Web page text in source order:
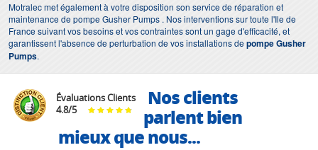
Motralec met également à votre disposition son service de réparation et
maintenance de pompe Gusher Pumps . Nos interventions sur toute l'Ile de
France suivant vos besoins et vos contraintes sont un gage d'efficacité, et
garantissent l'absence de perturbation de vos installations depompe Gusher
Pumps.
Évaluations Clients
4.8/5
Nos clients
parlent bien
mieux que nous...